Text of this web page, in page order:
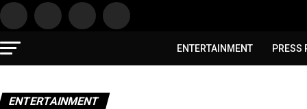
ENTERTAINMENT PRESS
ENTERTAINMENT